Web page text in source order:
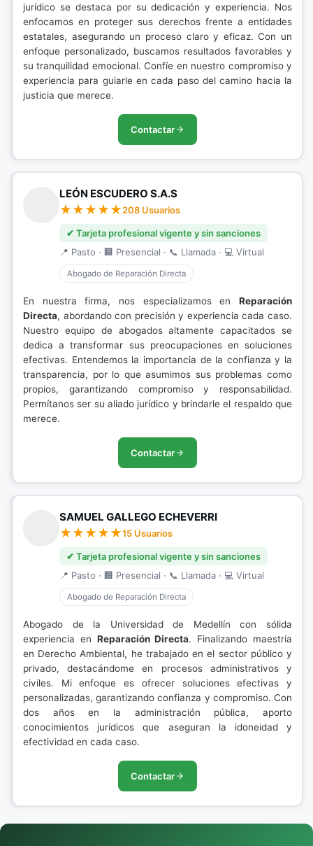
jurídico se destaca por su dedicación y experiencia. Nos
enfocamos en proteger sus derechos frente a entidades
estatales, asegurando un proceso claro y eficaz. Con un
enfoque personalizado, buscamos resultados favorables y
su tranquilidad emocional. Confíe en nuestro compromiso y
experiencia para guiarle en cada paso del camino hacia la
justicia que merece.
Contactar
LEÓN ESCUDERO S.A.S
208 Usuarios
✔ Tarjeta profesional vigente y sin sanciones
📍 Pasto · 🏢 Presencial · 📞 Llamada · 💻 Virtual
Abogado de Reparación Directa
En nuestra firma, nos especializamos en Reparación
Directa, abordando con precisión y experiencia cada caso.
Nuestro equipo de abogados altamente capacitados se
dedica a transformar sus preocupaciones en soluciones
efectivas. Entendemos la importancia de la confianza y la
transparencia, por lo que asumimos sus problemas como
propios, garantizando compromiso y responsabilidad.
Permítanos ser su aliado jurídico y brindarle el respaldo que
merece.
Contactar
SAMUEL GALLEGO ECHEVERRI
15 Usuarios
✔ Tarjeta profesional vigente y sin sanciones
📍 Pasto · 🏢 Presencial · 📞 Llamada · 💻 Virtual
Abogado de Reparación Directa
Abogado de la Universidad de Medellín con sólida
experiencia en Reparación Directa. Finalizando maestría
en Derecho Ambiental, he trabajado en el sector público y
privado, destacándome en procesos administrativos y
civiles. Mi enfoque es ofrecer soluciones efectivas y
personalizadas, garantizando confianza y compromiso. Con
dos años en la administración pública, aporto
conocimientos jurídicos que aseguran la idoneidad y
efectividad en cada caso.
Contactar